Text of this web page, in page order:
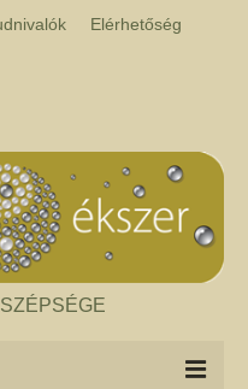
Elérhetőség